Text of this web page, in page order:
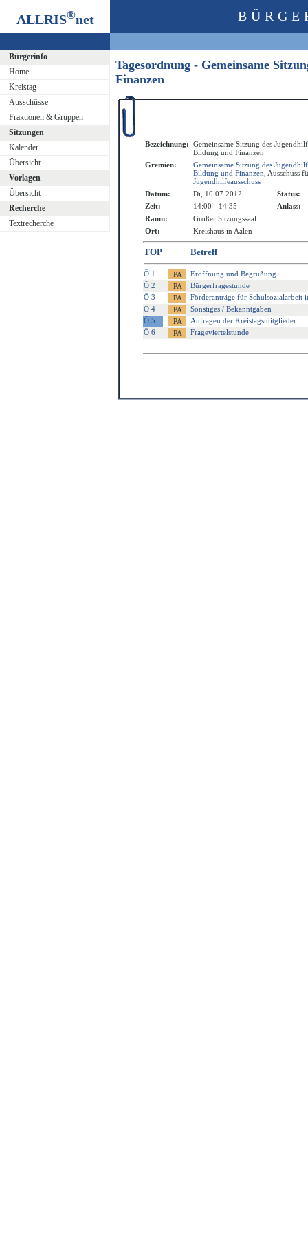
ALLRIS®net
Bürgerinfo
Home
Kreistag
Ausschüsse
Fraktionen & Gruppen
Sitzungen
Kalender
Übersicht
Vorlagen
Übersicht
Recherche
Textrecherche
Tagesordnung - Gemeinsame
Finanzen
Bezeichnung: Gemeinsame Sitzung des
Bildung und Finanzen
Gremien:
Gemeinsame Sitzung des
Bildung und Finanzen , Ausschuss
Jugendhilfeausschuss
Datum:
Di, 10.07.2012
Status:
Zeit:
14:00 - 14:35
Anlass:
Raum:
Großer Sitzungssaal
Ort:
Kreishaus in Aalen
TOP Betreff
Ö 1
Eröffnung und Begrüßung
Ö 2
Bürgerfragestunde
Ö 3
Förderanträge für Schulsozialarbeit
Ö 4
Sonstiges / Bekanntgaben
Ö 5
Anfragen der Kreistagsmitglieder
Ö 6
Frageviertelstunde